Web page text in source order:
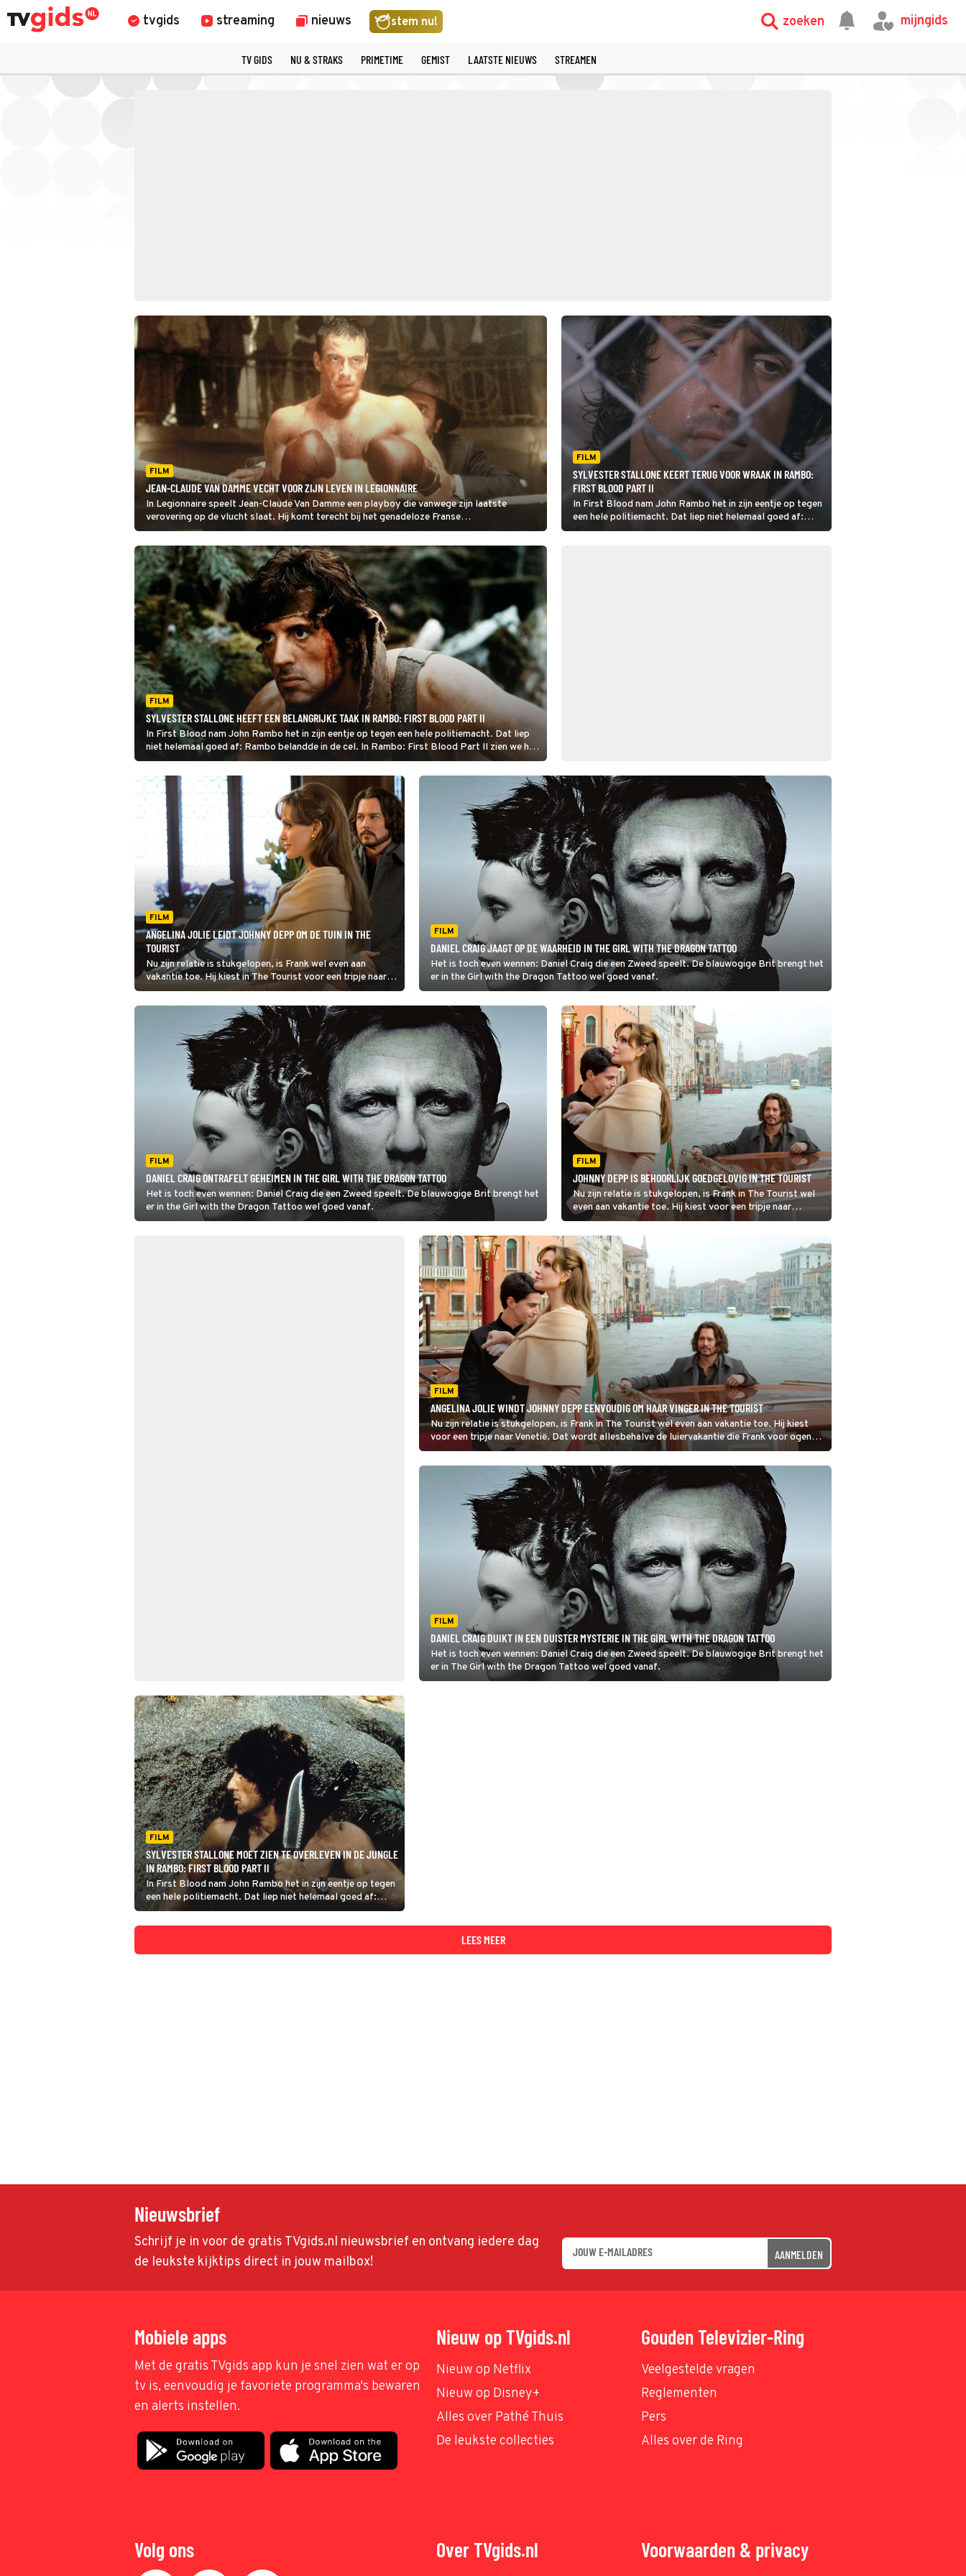
tvgids streaming nieuws stem nu! zoeken mijngids
TV GIDS NU & STRAKS PRIMETIME GEMIST LAATSTE NIEUWS STREAMEN
FILM
JEAN-CLAUDE VAN DAMME VECHT VOOR ZIJN LEVEN IN LEGIONNAIRE
In Legionnaire speelt Jean-Claude Van Damme een playboy die vanwege zijn laatste
verovering op de vlucht slaat. Hij komt terecht bij het genadeloze Franse
Vreemdelingenlegioen in Noord-Afrika.
FILM
SYLVESTER STALLONE KEERT TERUG VOOR WRAAK IN RAMBO:
FIRST BLOOD PART II
In First Blood nam John Rambo het in zijn eentje op tegen
een hele politiemacht. Dat liep niet helemaal goed af:
Rambo belandde in de cel. In Rambo: First Blood Part II
FILM
SYLVESTER STALLONE HEEFT EEN BELANGRIJKE TAAK IN RAMBO: FIRST BLOOD PART II
In First Blood nam John Rambo het in zijn eentje op tegen een hele politiemacht. Dat liep
niet helemaal goed af: Rambo belandde in de cel. In Rambo: First Blood Part II zien we hoe
het verder gaat.
FILM
ANGELINA JOLIE LEIDT JOHNNY DEPP OM DE TUIN IN THE
TOURIST
Nu zijn relatie is stukgelopen, is Frank wel even aan
vakantie toe. Hij kiest in The Tourist voor een tripje naar
Venetië. Dat wordt allesbehalve de luiervakantie die Frank
voor ogen had.
FILM
DANIEL CRAIG JAAGT OP DE WAARHEID IN THE GIRL WITH THE DRAGON TATTOO
Het is toch even wennen: Daniel Craig die een Zweed speelt. De blauwogige Brit brengt het
er in the Girl with the Dragon Tattoo wel goed vanaf.
FILM
DANIEL CRAIG ONTRAFELT GEHEIMEN IN THE GIRL WITH THE DRAGON TATTOO
Het is toch even wennen: Daniel Craig die een Zweed speelt. De blauwogige Brit brengt het
er in the Girl with the Dragon Tattoo wel goed vanaf.
FILM
JOHNNY DEPP IS BEHOORLIJK GOEDGELOVIG IN THE TOURIST
Nu zijn relatie is stukgelopen, is Frank in The Tourist wel
even aan vakantie toe. Hij kiest voor een tripje naar
Venetië. Dat wordt allesbehalve de luiervakantie die Frank
voor ogen had.
FILM
ANGELINA JOLIE WINDT JOHNNY DEPP EENVOUDIG OM HAAR VINGER IN THE TOURIST
Nu zijn relatie is stukgelopen, is Frank in The Tourist wel even aan vakantie toe. Hij kiest
voor een tripje naar Venetië. Dat wordt allesbehalve de luiervakantie die Frank voor ogen
had.
FILM
DANIEL CRAIG DUIKT IN EEN DUISTER MYSTERIE IN THE GIRL WITH THE DRAGON TATTOO
Het is toch even wennen: Daniel Craig die een Zweed speelt. De blauwogige Brit brengt het
er in The Girl with the Dragon Tattoo wel goed vanaf.
FILM
SYLVESTER STALLONE MOET ZIEN TE OVERLEVEN IN DE JUNGLE
IN RAMBO: FIRST BLOOD PART II
In First Blood nam John Rambo het in zijn eentje op tegen
een hele politiemacht. Dat liep niet helemaal goed af:
Rambo belandde in de cel.
LEES MEER
Nieuwsbrief
Schrijf je in voor de gratis TVgids.nl nieuwsbrief en ontvang iedere dag
de leukste kijktips direct in jouw mailbox!
AANMELDEN
Mobiele apps
Met de gratis TVgids app kun je snel zien wat er op
tv is, eenvoudig je favoriete programma's bewaren
en alerts instellen.
Nieuw op TVgids.nl
Nieuw op Netflix
Nieuw op Disney+
Alles over Pathé Thuis
De leukste collecties
Gouden Televizier-Ring
Veelgestelde vragen
Reglementen
Pers
Alles over de Ring
Volg ons Over TVgids.nl Voorwaarden & privacy